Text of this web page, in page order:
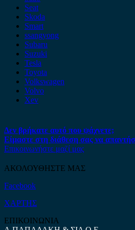
Seat
Skoda
Smart
ssangyong
Subaru
Suzuki
Tesla
Toyota
Volkswagen
Volvo
Xev
Δεν βρήκατε αυτό που ψάχνετε;
Είμαστε στη διάθεση σας να
Επικοινωνήστε μαζί μας
ΑΚΟΛΟΥΘΗΣΤΕ ΜΑΣ
Facebook
ΧΑΡΤΗΣ
ΕΠΙΚΟΙΝΩΝΙΑ